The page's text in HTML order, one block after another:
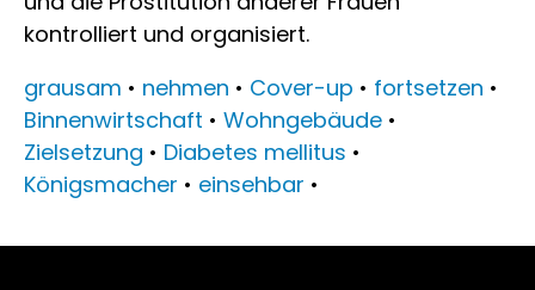
kontrolliert und organisiert.
grausam • nehmen • Cover-up • fortsetzen •
Binnenwirtschaft • Wohngebäude •
Zielsetzung • Diabetes mellitus •
Königsmacher • einsehbar •